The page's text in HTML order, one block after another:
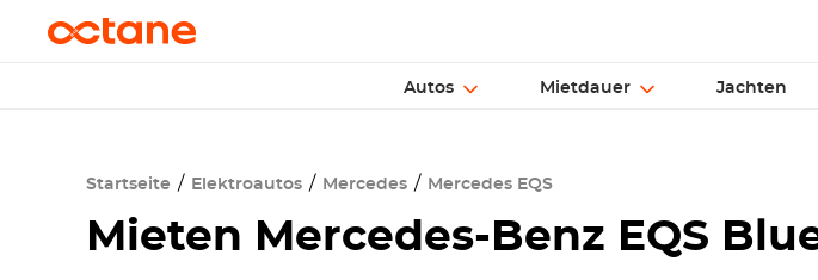
Autos Mietdauer Jachten
Startseite Elektroautos Mercedes Mercedes EQS
Mieten Mercedes-Benz EQS